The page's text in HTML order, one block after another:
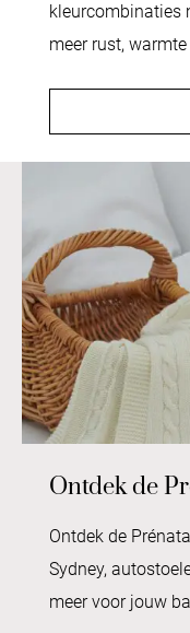
kleurcombinaties
meer rust, warmte
Ontdek de
Ontdek de
Sydney,
meer voor jouw